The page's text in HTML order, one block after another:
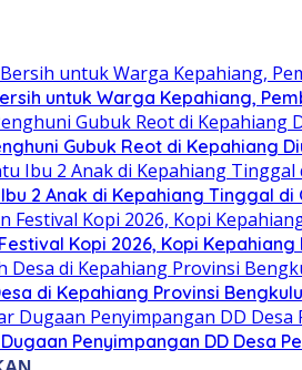
untuk Warga Kepahiang,
Gubuk Reot di Kepahiang
Ibu 2 Anak di Kepahiang Tinggal di
Kopi 2026, Kopi
di Kepahiang Provinsi
Penyimpangan DD Desa